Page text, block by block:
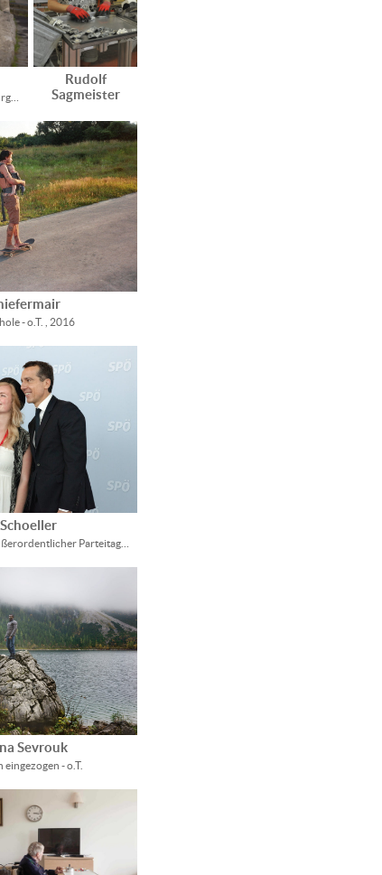
Rudolf
Sagmeister
- o.T. , 2016
Parteitag…
Sevrouk
eingezogen - o.T.